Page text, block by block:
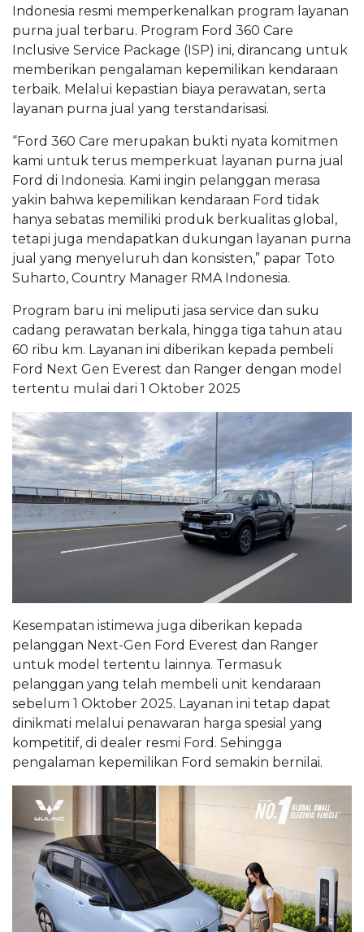
Indonesia resmi memperkenalkan program layanan
purna jual terbaru. Program Ford 360 Care
Inclusive Service Package (ISP) ini, dirancang untuk
memberikan pengalaman kepemilikan kendaraan
terbaik. Melalui kepastian biaya perawatan, serta
layanan purna jual yang terstandarisasi.
“Ford 360 Care merupakan bukti nyata komitmen
kami untuk terus memperkuat layanan purna jual
Ford di Indonesia. Kami ingin pelanggan merasa
yakin bahwa kepemilikan kendaraan Ford tidak
hanya sebatas memiliki produk berkualitas global,
tetapi juga mendapatkan dukungan layanan purna
jual yang menyeluruh dan konsisten,” papar Toto
Suharto, Country Manager RMA Indonesia.
Program baru ini meliputi jasa service dan suku
cadang perawatan berkala, hingga tiga tahun atau
60 ribu km. Layanan ini diberikan kepada pembeli
Ford Next Gen Everest dan Ranger dengan model
tertentu mulai dari 1 Oktober 2025
Kesempatan istimewa juga diberikan kepada
pelanggan Next-Gen Ford Everest dan Ranger
untuk model tertentu lainnya. Termasuk
pelanggan yang telah membeli unit kendaraan
sebelum 1 Oktober 2025. Layanan ini tetap dapat
dinikmati melalui penawaran harga spesial yang
kompetitif, di dealer resmi Ford. Sehingga
pengalaman kepemilikan Ford semakin bernilai.